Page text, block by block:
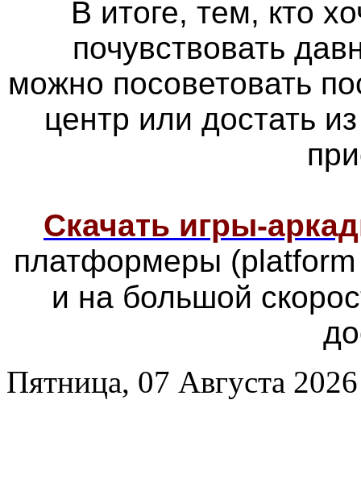
В итоге, тем, кто
почувствовать
можно посоветовать
центр или достать
Скачать игры-
платформеры
и на большой
Пятница, 07 Августа 2026